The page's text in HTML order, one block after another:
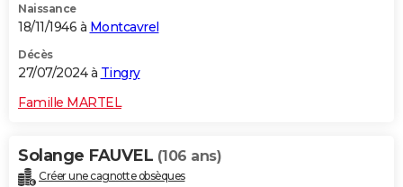
Destinations
City break
Voyage nature
Voyage de noces
Forum
Climat
+PHOTO
GUIDES D'ACHAT
Carte de Noël
Carte Bonne année
Carte Saint-Valentin
Carte Pâques
Carte d'anniversaire
DICTIONNAIRE
Naissance
18/11/1946 à Montcavrel
Décès
27/07/2024 à Tingry
Famille MARTEL
Solange FAUVEL (106 ans)
Créer une cagnotte obsèques